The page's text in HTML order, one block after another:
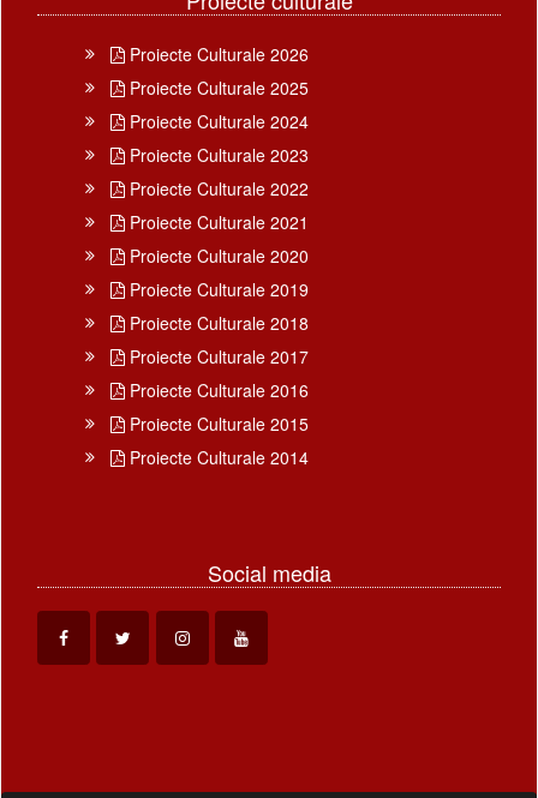
Proiecte Culturale 2026
Proiecte Culturale 2025
Proiecte Culturale 2024
Proiecte Culturale 2023
Proiecte Culturale 2022
Proiecte Culturale 2021
Proiecte Culturale 2020
Proiecte Culturale 2019
Proiecte Culturale 2018
Proiecte Culturale 2017
Proiecte Culturale 2016
Proiecte Culturale 2015
Proiecte Culturale 2014
Social media